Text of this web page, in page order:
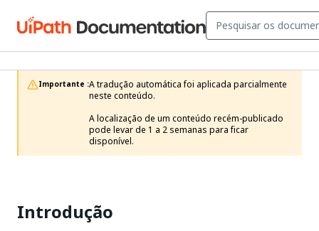
Importante :A tradução automática foi aplicada parcialmente
neste conteúdo.
A localização de um conteúdo recém-publicado
pode levar de 1 a 2 semanas para ficar
disponível.
Introdução